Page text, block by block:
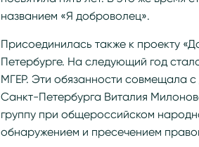
названием «Я доброволец».
Присоединилась также к проекту
Петербурге. На следующий год
МГЕР. Эти обязанности совмещала
Санкт-Петербурга Виталия
группу при общероссийском
обнаружением и пресечением